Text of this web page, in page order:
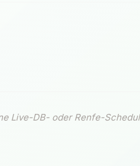
Live-DB- oder Renfe-